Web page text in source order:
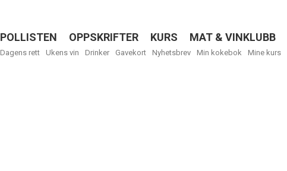
Menu
POLLISTEN OPPSKRIFTER KURS MAT & VINKLUBB
Dagens rett Ukens vin Drinker Gavekort Nyhetsbrev Min kokebok Mine kurs